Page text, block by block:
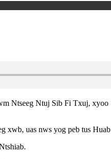
Ntuj Sib Fi Txuj,
uas nws yog peb tus Huab